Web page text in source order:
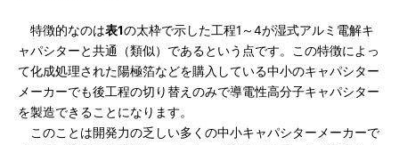
特徴的なのは表1の太枠で示した工程1～4が湿式アルミ電解キ
ャパシターと共通（類似）であるという点です。この特徴によっ
て化成処理された陽極箔などを購入している中小のキャパシター
メーカーでも後工程の切り替えのみで導電性高分子キャパシター
を製造できることになります。
このことは開発力の乏しい多くの中小キャパシターメーカーで